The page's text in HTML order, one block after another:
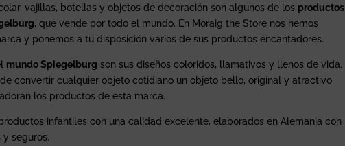
vajillas, botellas y objetos de decoración son algunos de los productos
, que vende por todo el mundo. En Moraig the Store nos hemos
y ponemos a tu disposición varios de sus productos encantadores.
mundo Spiegelburg son sus diseños coloridos, llamativos y llenos de vida.
convertir cualquier objeto cotidiano un objeto bello, original y atractivo
los productos de esta marca.
infantiles con una calidad excelente, elaborados en Alemania con
seguros.